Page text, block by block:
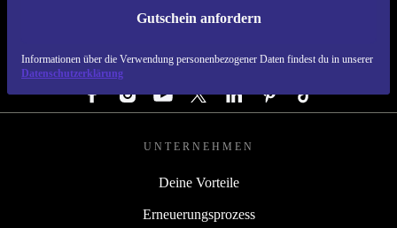
Gutschein anfordern
Informationen über die Verwendung personenbezogener Daten findest du in unserer
Datenschutzerklärung
REFURBED DEUTSCHLAND - RETHINK NEW.
FOLGE UNS
UNTERNEHMEN
Deine Vorteile
Erneuerungsprozess